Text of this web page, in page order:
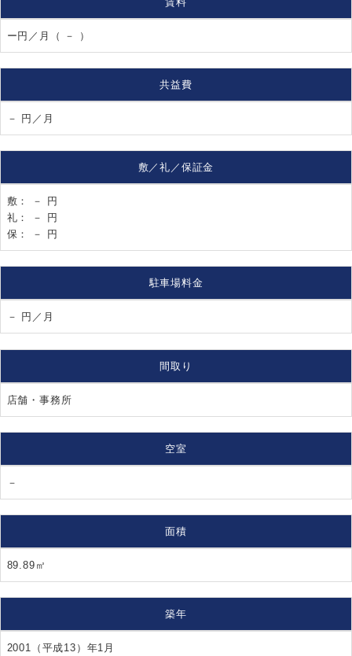
ー円／月（ － ）
共益費
－ 円／月
敷／礼／保証金
敷： － 円
礼： － 円
保： － 円
駐車場料金
－ 円／月
間取り
店舗・事務所
空室
－
面積
89.89㎡
築年
2001（平成13）年1月